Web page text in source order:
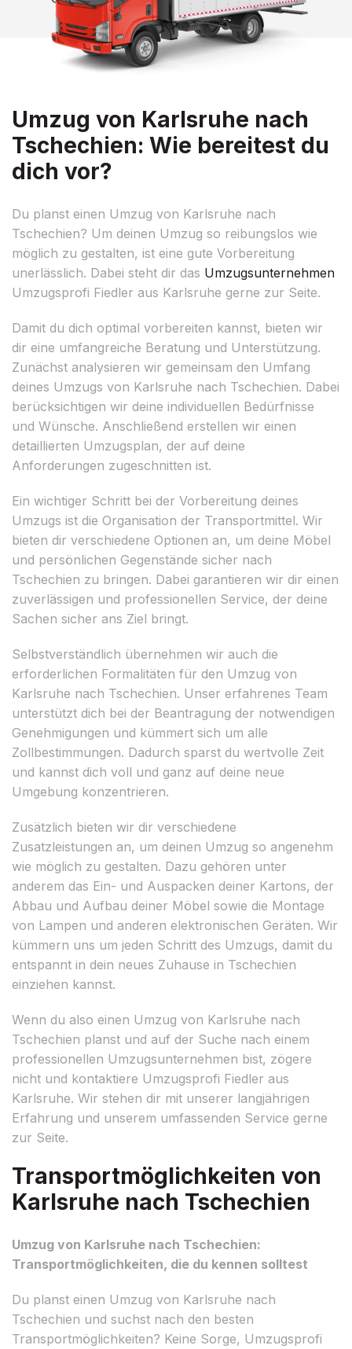
Umzug von Karlsruhe nach
Tschechien: Wie bereitest du
dich vor?
Du planst einen Umzug von Karlsruhe nach
Tschechien? Um deinen Umzug so reibungslos wie
möglich zu gestalten, ist eine gute Vorbereitung
unerlässlich. Dabei steht dir das Umzugsunternehmen
Umzugsprofi Fiedler aus Karlsruhe gerne zur Seite.
Damit du dich optimal vorbereiten kannst, bieten wir
dir eine umfangreiche Beratung und Unterstützung.
Zunächst analysieren wir gemeinsam den Umfang
deines Umzugs von Karlsruhe nach Tschechien. Dabei
berücksichtigen wir deine individuellen Bedürfnisse
und Wünsche. Anschließend erstellen wir einen
detaillierten Umzugsplan, der auf deine
Anforderungen zugeschnitten ist.
Ein wichtiger Schritt bei der Vorbereitung deines
Umzugs ist die Organisation der Transportmittel. Wir
bieten dir verschiedene Optionen an, um deine Möbel
und persönlichen Gegenstände sicher nach
Tschechien zu bringen. Dabei garantieren wir dir einen
zuverlässigen und professionellen Service, der deine
Sachen sicher ans Ziel bringt.
Selbstverständlich übernehmen wir auch die
erforderlichen Formalitäten für den Umzug von
Karlsruhe nach Tschechien. Unser erfahrenes Team
unterstützt dich bei der Beantragung der notwendigen
Genehmigungen und kümmert sich um alle
Zollbestimmungen. Dadurch sparst du wertvolle Zeit
und kannst dich voll und ganz auf deine neue
Umgebung konzentrieren.
Zusätzlich bieten wir dir verschiedene
Zusatzleistungen an, um deinen Umzug so angenehm
wie möglich zu gestalten. Dazu gehören unter
anderem das Ein- und Auspacken deiner Kartons, der
Abbau und Aufbau deiner Möbel sowie die Montage
von Lampen und anderen elektronischen Geräten. Wir
kümmern uns um jeden Schritt des Umzugs, damit du
entspannt in dein neues Zuhause in Tschechien
einziehen kannst.
Wenn du also einen Umzug von Karlsruhe nach
Tschechien planst und auf der Suche nach einem
professionellen Umzugsunternehmen bist, zögere
nicht und kontaktiere Umzugsprofi Fiedler aus
Karlsruhe. Wir stehen dir mit unserer langjährigen
Erfahrung und unserem umfassenden Service gerne
zur Seite.
Transportmöglichkeiten von
Karlsruhe nach Tschechien
Umzug von Karlsruhe nach Tschechien:
Transportmöglichkeiten, die du kennen solltest
Du planst einen Umzug von Karlsruhe nach
Tschechien und suchst nach den besten
Transportmöglichkeiten? Keine Sorge, Umzugsprofi